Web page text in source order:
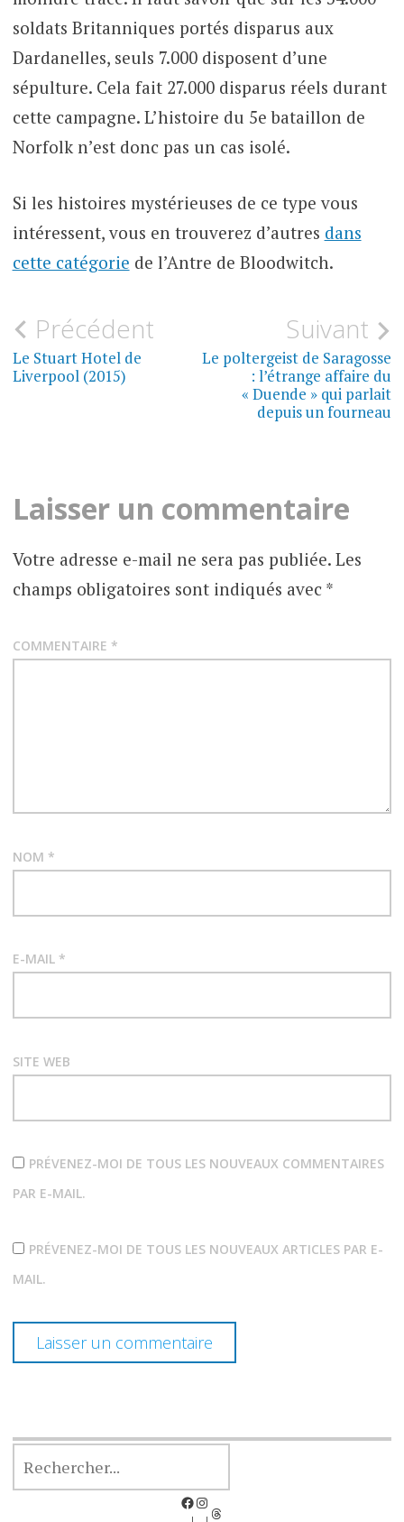
soldats Britanniques portés disparus aux
Dardanelles, seuls 7.000 disposent d’une
sépulture. Cela fait 27.000 disparus réels durant
cette campagne. L’histoire du 5e bataillon de
Norfolk n’est donc pas un cas isolé.
Si les histoires mystérieuses de ce type vous
intéressent, vous en trouverez d’autres dans
cette catégorie de l’Antre de Bloodwitch.
MYSTÈRES
MONDE
Navigation
de
Précédent
Le Stuart Hotel de
Liverpool (2015)
Suivant
Le poltergeist de Saragosse
: l’étrange affaire du
« Duende » qui parlait
depuis un fourneau
Laisser un commentaire
Votre adresse e-mail ne sera pas publiée. Les
champs obligatoires sont indiqués avec *
COMMENTAIRE *
NOM *
E-MAIL *
SITE WEB
PRÉVENEZ-MOI DE TOUS LES NOUVEAUX COMMENTAIRES
PAR E-MAIL.
PRÉVENEZ-MOI DE TOUS LES NOUVEAUX ARTICLES PAR E-
MAIL.
Facebook
Instagram
Threads